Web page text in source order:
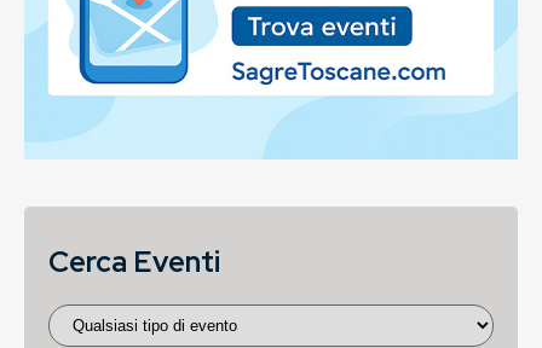
Cerca Eventi